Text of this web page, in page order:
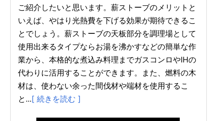
ご紹介したいと思います。薪ストーブのメリットと
いえば、やはり光熱費を下げる効果が期待できるこ
とでしょう。薪ストーブの天板部分を調理場として
使用出来るタイプならお湯を沸かすなどの簡単な作
業から、本格的な煮込み料理までガスコンロやIHの
代わりに活用することができます。また、燃料の木
材は、使わない余った間伐材や端材を使用するこ
と...[ 続きを読む ]